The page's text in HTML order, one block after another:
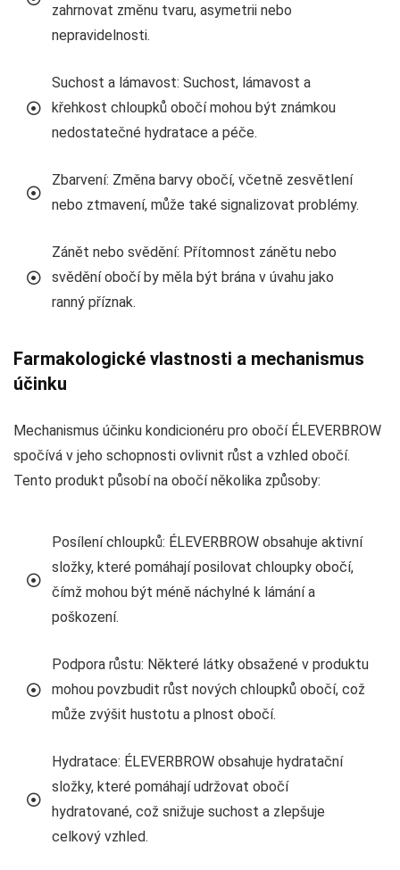
zahrnovat změnu tvaru, asymetrii nebo
nepravidelnosti.
Suchost a lámavost: Suchost, lámavost a
křehkost chloupků obočí mohou být známkou
nedostatečné hydratace a péče.
Zbarvení: Změna barvy obočí, včetně zesvětlení
nebo ztmavení, může také signalizovat problémy.
Zánět nebo svědění: Přítomnost zánětu nebo
svědění obočí by měla být brána v úvahu jako
ranný příznak.
Farmakologické vlastnosti a mechanismus
účinku
Mechanismus účinku kondicionéru pro obočí ÉLEVERBROW
spočívá v jeho schopnosti ovlivnit růst a vzhled obočí.
Tento produkt působí na obočí několika způsoby:
Posílení chloupků: ÉLEVERBROW obsahuje aktivní
složky, které pomáhají posilovat chloupky obočí,
čímž mohou být méně náchylné k lámání a
poškození.
Podpora růstu: Některé látky obsažené v produktu
mohou povzbudit růst nových chloupků obočí, což
může zvýšit hustotu a plnost obočí.
Hydratace: ÉLEVERBROW obsahuje hydratační
složky, které pomáhají udržovat obočí
hydratované, což snižuje suchost a zlepšuje
celkový vzhled.